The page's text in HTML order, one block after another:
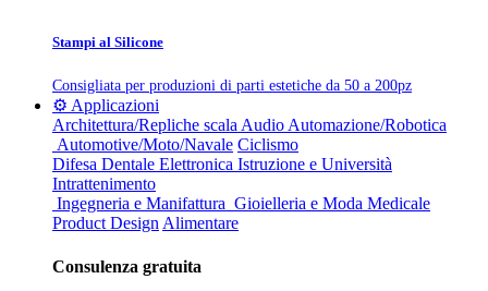
Stampi al Silicone
Consigliata per produzioni di parti estetiche da 50 a 200pz
⚙️ Applicazioni
Architettura/Repliche scala Audio Automazione/Robotica
Automotive/Moto/Navale Ciclismo
Difesa Dentale Elettronica Istruzione e Università
Intrattenimento
Ingegneria e Manifattura Gioielleria e Moda Medicale
Product Design Alimentare
Consulenza gratuita